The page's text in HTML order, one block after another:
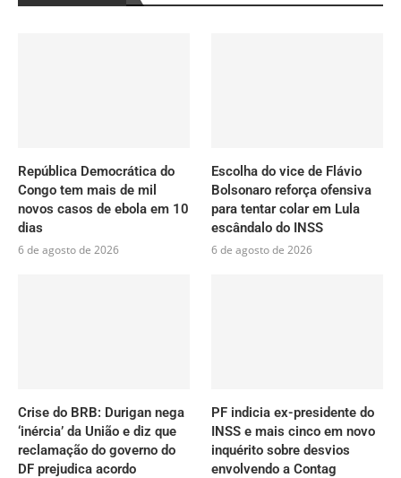
República Democrática do
Congo tem mais de mil
novos casos de ebola em 10
dias
6 de agosto de 2026
Escolha do vice de Flávio
Bolsonaro reforça ofensiva
para tentar colar em Lula
escândalo do INSS
6 de agosto de 2026
Crise do BRB: Durigan nega
‘inércia’ da União e diz que
reclamação do governo do
DF prejudica acordo
PF indicia ex-presidente do
INSS e mais cinco em novo
inquérito sobre desvios
envolvendo a Contag